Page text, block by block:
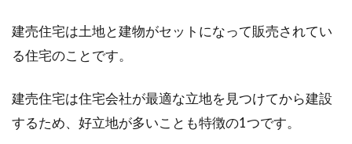
建売住宅は土地と建物がセットになって販売されてい
る住宅のことです。
建売住宅は住宅会社が最適な立地を見つけてから建設
するため、好立地が多いことも特徴の1つです。